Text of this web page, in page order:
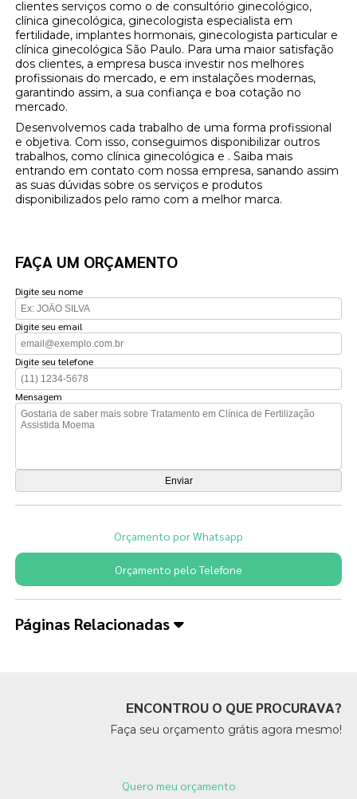
clientes serviços como o de consultório ginecológico,
clínica ginecológica, ginecologista especialista em
fertilidade, implantes hormonais, ginecologista particular e
clínica ginecológica São Paulo. Para uma maior satisfação
dos clientes, a empresa busca investir nos melhores
profissionais do mercado, e em instalações modernas,
garantindo assim, a sua confiança e boa cotação no
mercado.
Desenvolvemos cada trabalho de uma forma profissional
e objetiva. Com isso, conseguimos disponibilizar outros
trabalhos, como clínica ginecológica e . Saiba mais
entrando em contato com nossa empresa, sanando assim
as suas dúvidas sobre os serviços e produtos
disponibilizados pelo ramo com a melhor marca.
FAÇA UM ORÇAMENTO
Digite seu nome
Digite seu email
Digite seu telefone
Mensagem
Orçamento por Whatsapp
Orçamento pelo Telefone
Páginas Relacionadas
ENCONTROU O QUE PROCURAVA?
Faça seu orçamento grátis agora mesmo!
Quero meu orçamento